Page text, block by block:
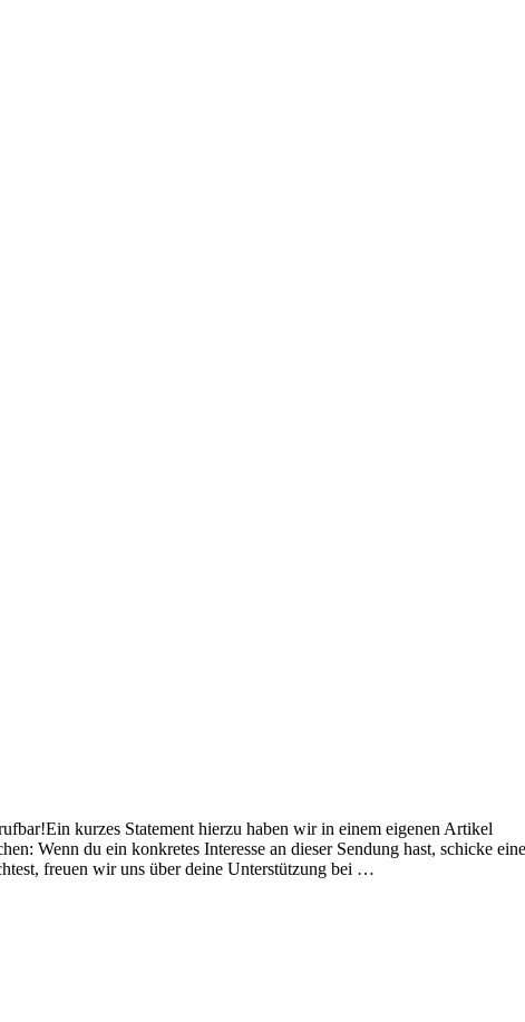
kurzes Statement hierzu haben wir in einem eigenen Artikel
Wenn du ein konkretes Interesse an dieser Sendung hast, schicke
freuen wir uns über deine Unterstützung bei …